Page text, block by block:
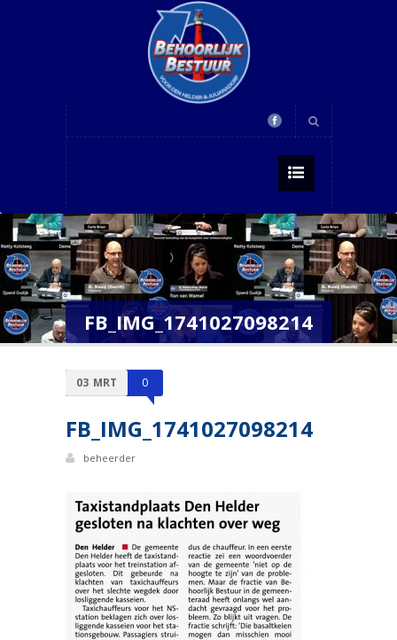
FB_IMG_1741027098214
03 MRT 0
FB_IMG_1741027098214
beheerder